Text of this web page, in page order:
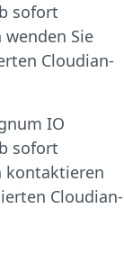
sofort
Sie
Cloudian-
IO
sofort
kontaktieren
Cloudian-